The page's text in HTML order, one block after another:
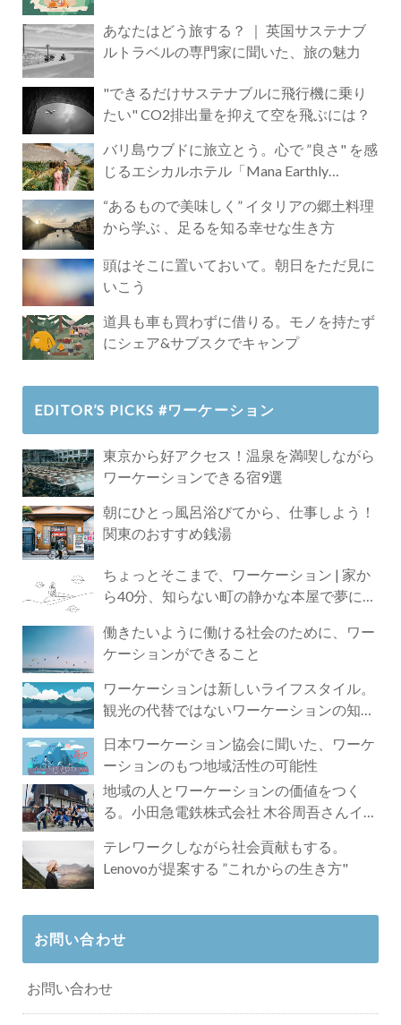
あなたはどう旅する？ ｜ 英国サステナブ
ルトラベルの専門家に聞いた、旅の魅力
"できるだけサステナブルに飛行機に乗り
たい" CO2排出量を抑えて空を飛ぶには？
バリ島ウブドに旅立とう。心で ”良さ" を感
じるエシカルホテル「Mana Earthly
“あるもので美味しく” イタリアの郷土料理
から学ぶ 、足るを知る幸せな生き方
頭はそこに置いておいて。朝日をただ見に
いこう
道具も車も買わずに借りる。モノを持たず
にシェア&サブスクでキャンプ
EDITOR’S PICKS #ワーケーション
東京から好アクセス！温泉を満喫しながら
ワーケーションできる宿9選
朝にひとっ風呂浴びてから、仕事しよう！
関東のおすすめ銭湯
ちょっとそこまで、ワーケーション | 家か
ら40分、知らない町の静かな本屋で夢に近
働きたいように働ける社会のために、ワー
ケーションができること
ワーケーションは新しいライフスタイル。
観光の代替ではないワーケーションの知ら
日本ワーケーション協会に聞いた、ワーケ
ーションのもつ地域活性の可能性
地域の人とワーケーションの価値をつく
る。小田急電鉄株式会社 木谷周吾さんイン
テレワークしながら社会貢献もする。
Lenovoが提案する ”これからの生き方"
お問い合わせ
お問い合わせ